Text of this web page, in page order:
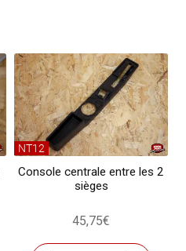
NT12
Console centrale entre les 2
sièges
45,75€